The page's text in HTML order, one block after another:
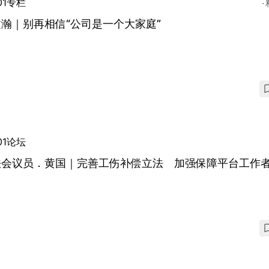
｜别再相信“公司是一个大家庭”
论坛
议员．黄国｜完善工伤补偿立法 加强保障平台工作